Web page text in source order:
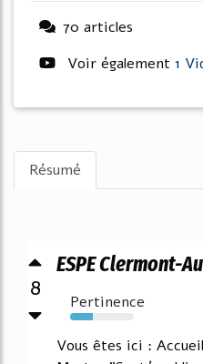
70 articles
Voir également 1
Résumé
8
ESPE Clermont-
Pertinence
35%
Vous êtes ici :